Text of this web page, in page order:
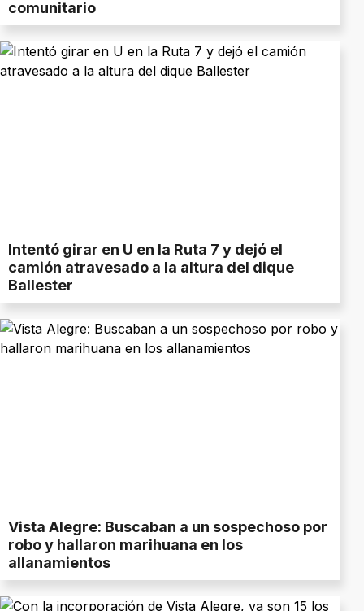
comunitario
Intentó girar en U en la Ruta 7 y dejó el
camión atravesado a la altura del dique
Ballester
Vista Alegre: Buscaban a un sospechoso por
robo y hallaron marihuana en los
allanamientos